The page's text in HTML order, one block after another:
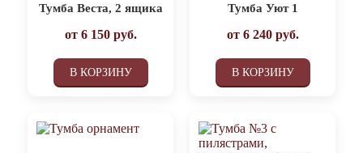
Тумба Веста, 2 ящика
от 6 150руб.
В КОРЗИНУ
Тумба Уют 1
от 6 240руб.
В КОРЗИНУ